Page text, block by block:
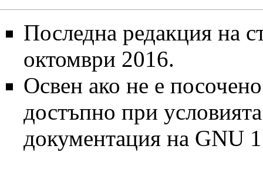
Последна редакция на
октомври 2016.
Освен ако не е
достъпно при
документация на GNU